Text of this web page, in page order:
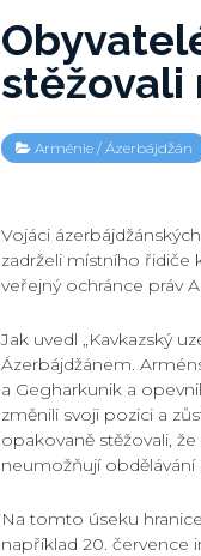
stěžovali
Arménie / Ázerbájdžán
Vojáci
zadrželi místního řidiče
veřejný ochránce práv
Jak uvedl „Kavkazský
Ázerbájdžánem.
a Gegharkunik a
změnili svoji pozici a
opakovaně stěžovali,
neumožňují obdělávání
Na tomto úseku
například 20. července